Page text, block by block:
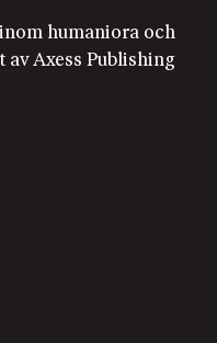
humaniora och
av Axess Publishing